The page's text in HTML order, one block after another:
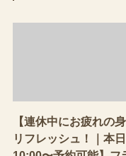
【連休中にお疲れの
リフレッシュ！｜本日